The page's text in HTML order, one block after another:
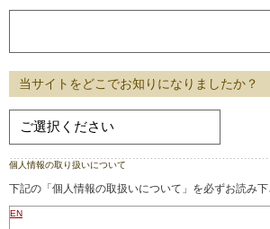
当サイトをどこでお知りになりましたか？
個人情報の取り扱いについて
下記の「個人情報の取扱いについて」を必ずお読み下